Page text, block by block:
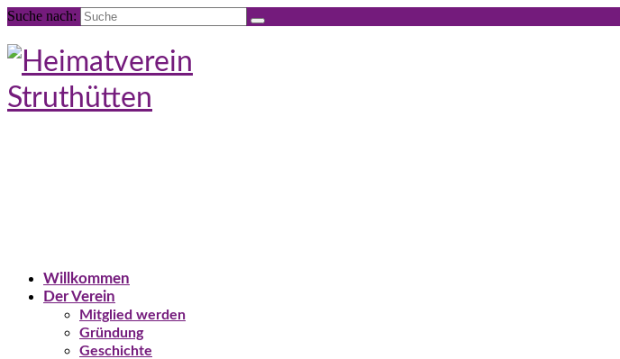
Suche nach:
Willkommen
Der Verein
Mitglied werden
Gründung
Geschichte